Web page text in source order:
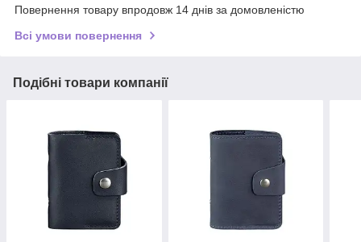
Повернення товару впродовж 14 днів за домовленістю
Всі умови повернення
Подібні товари компанії